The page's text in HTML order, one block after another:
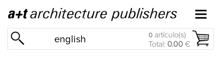
english 0 artículo(s)
Total: 0.00 €